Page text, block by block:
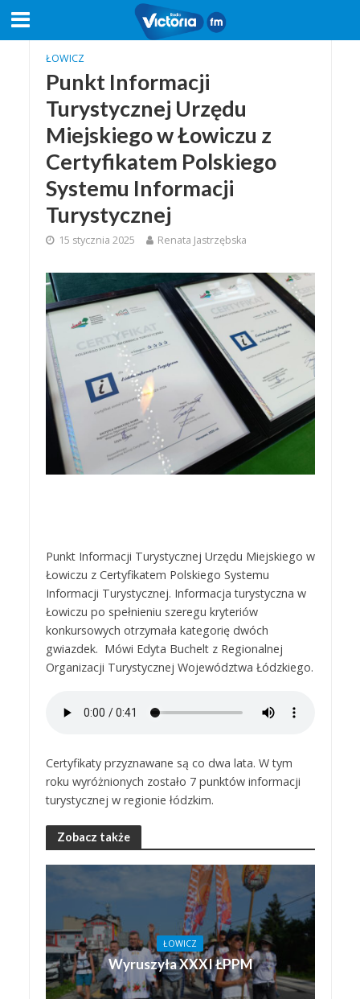
ŁOWICZ
Punkt Informacji
Turystycznej Urzędu
Miejskiego w Łowiczu z
Certyfikatem Polskiego
Systemu Informacji
Turystycznej
15 stycznia 2025 Renata Jastrzębska
Punkt Informacji Turystycznej Urzędu Miejskiego w
Łowiczu z Certyfikatem Polskiego Systemu
Informacji Turystycznej. Informacja turystyczna w
Łowiczu po spełnieniu szeregu kryteriów
konkursowych otrzymała kategorię dwóch
gwiazdek. Mówi Edyta Buchelt z Regionalnej
Organizacji Turystycznej Województwa Łódzkiego.
Certyfikaty przyznawane są co dwa lata. W tym
roku wyróżnionych zostało 7 punktów informacji
turystycznej w regionie łódzkim.
Zobacz także
ŁOWICZ
Wyruszyła XXXI ŁPPM